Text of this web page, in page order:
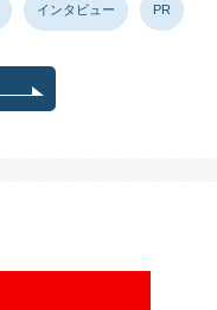
インタビュー PR